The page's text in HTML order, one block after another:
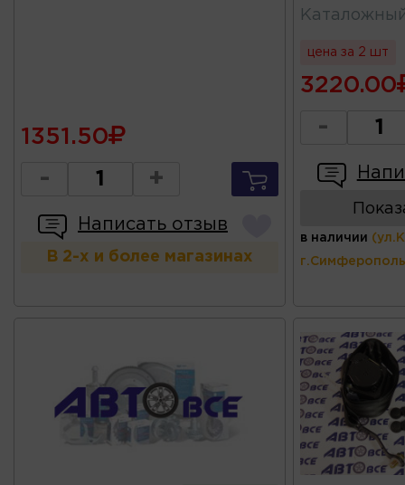
1351.50
- +
Написать отзыв
В 2-х и более магазинах
цена за 2 шт
3220.00
-
в наличии